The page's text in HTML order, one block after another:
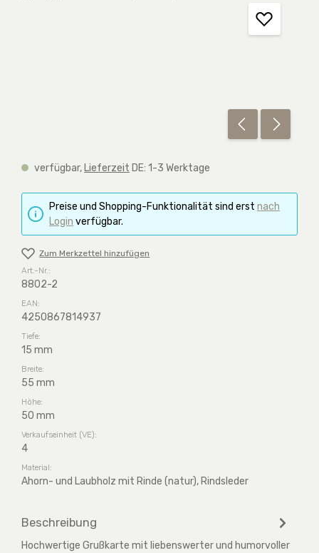
verfügbar, Lieferzeit DE: 1-3 Werktage
Preise und Shopping-Funktionalität sind erst nach
Login verfügbar.
Zum Merkzettel hinzufügen
Art.-Nr.:
8802-2
EAN:
4250867814937
Tiefe:
15 mm
Breite:
55 mm
Höhe:
50 mm
Verkaufseinheit (VE):
4
Material:
Ahorn- und Laubholz mit Rinde (natur), Rindsleder
Beschreibung
Hochwertige Grußkarte mit liebenswerter und humorvoller